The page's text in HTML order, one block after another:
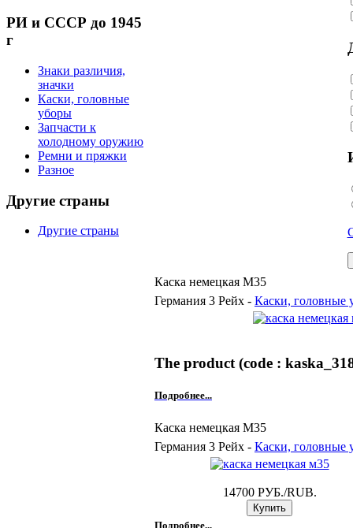
РИ и СССР до 1945
г
Знаки различия,
значки
Каски, головные
уборы
Запчасти к
холодному оружию
Ремни и пряжки
Разное
Другие страны
Другие страны
Каска немецкая М35
Германия 3 Рейх - Каски, головные
The product (code :
Подробнее...
Каска немецкая М35
Германия 3 Рейх - Каски, головные
14700 РУБ./RUB.
Подробнее...